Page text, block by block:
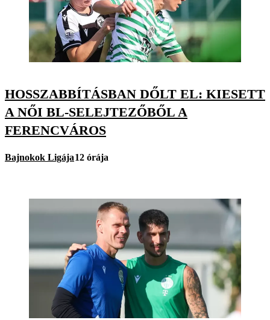
HOSSZABBÍTÁSBAN DŐLT EL: KIESETT
A NŐI BL-SELEJTEZŐBŐL A
FERENCVÁROS
Bajnokok Ligája12 órája